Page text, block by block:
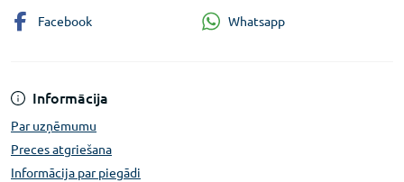
Informācija
Par uzņēmumu
Preces atgriešana
Informācija par piegādi
Facebook Whatsapp